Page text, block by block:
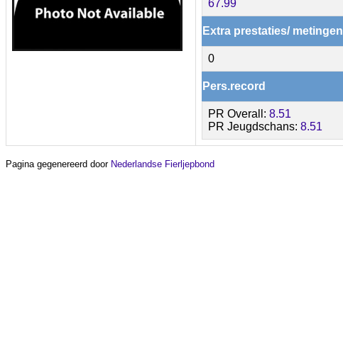
67.99
Extra prestaties/ metingen
0
Pers.record
PR Overall: 8.51
PR Jeugdschans: 8.51
Pagina gegenereerd door Nederlandse Fierljepbond